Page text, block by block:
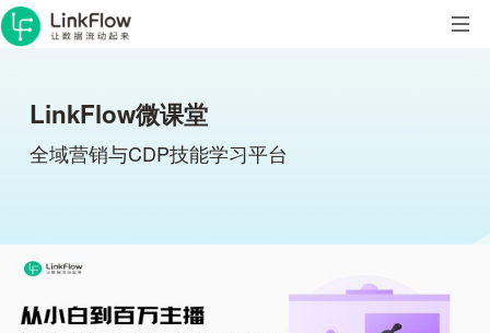
LinkFlow微课堂
全域营销与CDP技能学习平台